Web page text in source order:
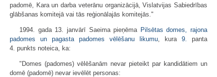
padomē, Kara un darba veterānu organizācijā, Vislatvijas Sabiedrības
glābšanas komitejā vai tās reģionālajās komitejās."
1994. gada 13. janvārī Saeima pieņēma Pilsētas domes, rajona
padomes un pagasta padomes vēlēšanu likumu, kura 9. panta
4. punkts noteica, ka:
"Domes (padomes) vēlēšanām nevar pieteikt par kandidātiem un
domē (padomē) nevar ievēlēt personas: